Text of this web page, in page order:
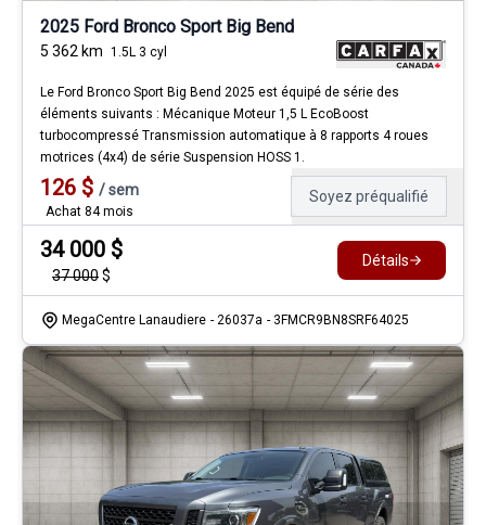
2025 Ford Bronco Sport Big Bend
5 362 km 1.5L 3 cyl
Le Ford Bronco Sport Big Bend 2025 est équipé de série des
éléments suivants : Mécanique Moteur 1,5 L EcoBoost
turbocompressé Transmission automatique à 8 rapports 4 roues
motrices (4x4) de série Suspension HOSS 1.
126 $ /sem
Achat 84 mois
Soyez préqualifié
34 000 $
37 000$
Détails
MegaCentre Lanaudiere - 26037a - 3FMCR9BN8SRF64025